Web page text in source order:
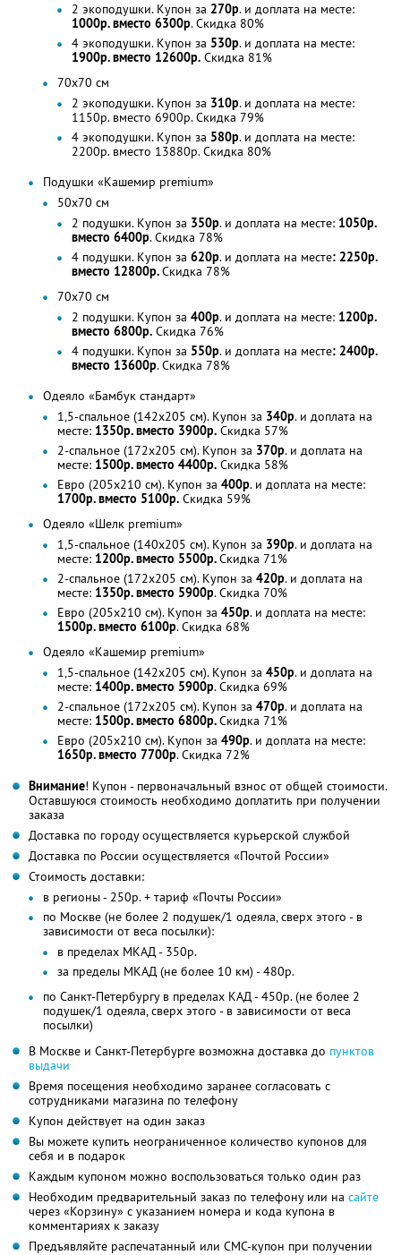
2 экоподушки. Купон за 270р. и доплата на месте:
1000р. вместо 6300р. Скидка 80%
4 экоподушки. Купон за 530р. и доплата на месте:
1900р. вместо 12600р. Скидка 81%
70х70 см
2 экоподушки. Купон за 310р. и доплата на месте:
1150р. вместо 6900р. Скидка 79%
4 экоподушки. Купон за 580р. и доплата на месте:
2200р. вместо 13880р. Скидка 80%
Подушки «Кашемир premium»
50х70 см
2 подушки. Купон за 350р. и доплата на месте: 1050р.
вместо 6400р. Скидка 78%
4 подушки. Купон за 620р. и доплата на месте: 2250р.
вместо 12800р.Скидка 78%
70х70 см
2 подушки. Купон за 400р. и доплата на месте: 1200р.
вместо 6800р. Скидка 76%
4 подушки. Купон за 550р. и доплата на месте: 2400р.
вместо 13600р. Скидка 78%
Одеяло «Бамбук стандарт»
1,5-спальное (142х205 см). Купон за 340р. и доплата на
месте: 1350р. вместо 3900р. Скидка 57%
2-спальное (172х205 см). Купон за 370р. и доплата на
месте: 1500р. вместо 4400р. Скидка 58%
Евро (205х210 см). Купон за 400р. и доплата на месте:
1700р. вместо 5100р. Скидка 59%
Одеяло «Шелк premium»
1,5-спальное (140х205 см). Купон за 390р. и доплата на
месте: 1200р. вместо 5500р.Скидка 71%
2-спальное (172х205 см). Купон за 420р. и доплата на
месте: 1350р. вместо 5900р.Скидка 70%
Евро (205х210 см). Купон за 450р. и доплата на месте:
1500р. вместо 6100р. Скидка 68%
Одеяло «Кашемир premium»
1,5-спальное (142х205 см). Купон за 450р. и доплата на
месте: 1400р. вместо 5900р. Скидка 69%
2-спальное (172х205 см). Купон за 470р. и доплата на
месте: 1500р. вместо 6800р.Скидка 71%
Евро (205х210 см). Купон за 490р. и доплата на месте:
1650р. вместо 7700р. Скидка 72%
Внимание! Купон - первоначальный взнос от общей стоимости.
Оставшуюся стоимость необходимо доплатить при получении
заказа
Доставка по городу осуществляется курьерской службой
Доставка по России осуществляется «Почтой России»
Стоимость доставки:
в регионы - 250р. + тариф «Почты России»
по Москве (не более 2 подушек/1 одеяла, сверх этого - в
зависимости от веса посылки):
в пределах МКАД - 350р.
за пределы МКАД (не более 10 км) - 480р.
по Санкт-Петербургу в пределах КАД - 450р. (не более 2
подушек/1 одеяла, сверх этого - в зависимости от веса
посылки)
В Москве и Санкт-Петербурге возможна доставка до пунктов
выдачи
Время посещения необходимо заранее согласовать с
сотрудниками магазина по телефону
Купон действует на один заказ
Вы можете купить неограниченное количество купонов для
себя и в подарок
Каждым купоном можно воспользоваться только один раз
Необходим предварительный заказ по телефону или на сайте
через «Корзину» с указанием номера и кода купона в
комментариях к заказу
Предъявляйте распечатанный или СМС-купон при получении